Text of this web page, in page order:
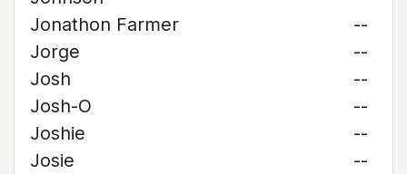
Jonathon Farmer
--
Jorge
--
Josh
--
Josh-O
--
Joshie
--
Josie
--